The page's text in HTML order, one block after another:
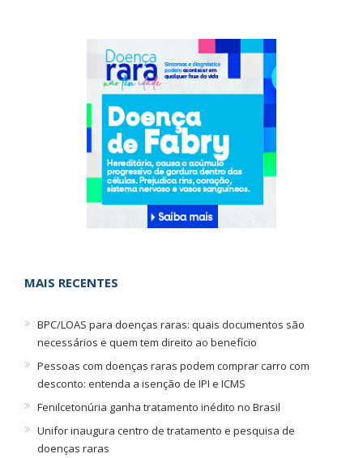
MAIS RECENTES
BPC/LOAS para doenças raras: quais documentos são
necessários e quem tem direito ao benefício
Pessoas com doenças raras podem comprar carro com
desconto: entenda a isenção de IPI e ICMS
Fenilcetonúria ganha tratamento inédito no Brasil
Unifor inaugura centro de tratamento e pesquisa de
doenças raras